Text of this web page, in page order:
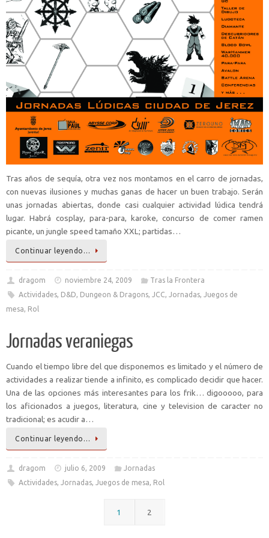
Tras años de sequía, otra vez nos montamos en el carro de jornadas,
con nuevas ilusiones y muchas ganas de hacer un buen trabajo. Serán
unas jornadas abiertas, donde casi cualquier actividad lúdica tendrá
lugar. Habrá cosplay, para-para, karoke, concurso de comer ramen
picante, un jungle speed tamaño XXL; partidas…
Continuar leyendo…
dragom noviembre 24, 2009
Tras la Frontera
Actividades, D&D, Dungeon & Dragons, JCC, Jornadas, Juegos de
mesa, Rol
Jornadas veraniegas
Cuando el tiempo libre del que disponemos es limitado y el número de
actividades a realizar tiende a infinito, es complicado decidir que hacer.
Una de las opciones más interesantes para los frik… digooooo, para
los aficionados a juegos, literatura, cine y television de caracter no
tradicional; es acudir a…
Continuar leyendo…
dragom julio 6, 2009
Jornadas
Actividades, Jornadas, Juegos de mesa, Rol
1 2